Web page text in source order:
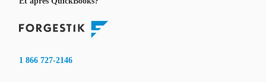
1 866 727-2146